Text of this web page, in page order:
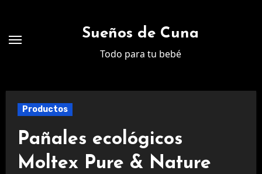
contenido
Sueños de Cuna
Todo para tu bebé
Productos
Pañales ecológicos
Moltex Pure & Nature